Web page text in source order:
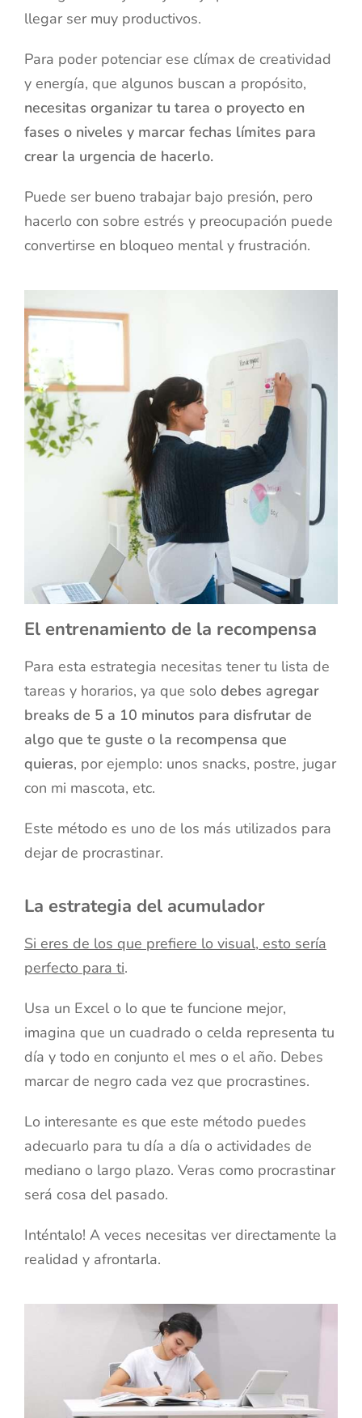
llegar ser muy productivos.
Para poder potenciar ese clímax de creatividad
y energía, que algunos buscan a propósito,
necesitas organizar tu tarea o proyecto en
fases o niveles y marcar fechas límites para
crear la urgencia de hacerlo.
Puede ser bueno trabajar bajo presión, pero
hacerlo con sobre estrés y preocupación puede
convertirse en bloqueo mental y frustración.
El entrenamiento de la recompensa
Para esta estrategia necesitas tener tu lista de
tareas y horarios, ya que solo debes agregar
breaks de 5 a 10 minutos para disfrutar de
algo que te guste o la recompensa que
quieras, por ejemplo: unos snacks, postre, jugar
con mi mascota, etc.
Este método es uno de los más utilizados para
dejar de procrastinar.
La estrategia del acumulador
Si eres de los que prefiere lo visual, esto sería
perfecto para ti.
Usa un Excel o lo que te funcione mejor,
imagina que un cuadrado o celda representa tu
día y todo en conjunto el mes o el año. Debes
marcar de negro cada vez que procrastines.
Lo interesante es que este método puedes
adecuarlo para tu día a día o actividades de
mediano o largo plazo. Veras como procrastinar
será cosa del pasado.
Inténtalo! A veces necesitas ver directamente la
realidad y afrontarla.